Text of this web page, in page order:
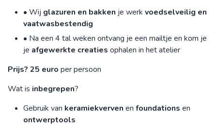
• Wij glazuren en bakken je werk voedselveilig en
vaatwasbestendig
• Na een 4 tal weken ontvang je een mailtje en kom je
je afgewerkte creaties ophalen in het atelier
Prijs? 25 euro per persoon
Wat is inbegrepen?
Gebruik van keramiekverven en foundations en
ontwerptools